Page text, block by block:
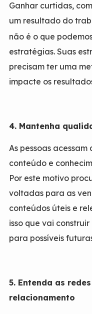
Ganhar curtidas,
um resultado do
não é o que
estratégias. Suas
precisam ter uma
impacte os
4. Mantenha
As pessoas
conteúdo e
Por este motivo
voltadas para as
conteúdos úteis e
isso que vai
para possíveis
5. Entenda as
relacionamento